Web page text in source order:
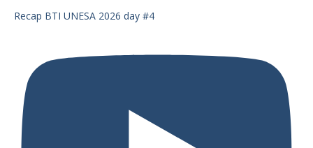
Recap BTI UNESA 2026 day #4